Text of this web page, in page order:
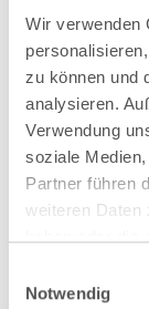
Wir verwenden
zu können und
analysieren.
Verwendung
soziale
Partner führen
weiteren Daten
Cookies, wenn
Notwendig
show all blog